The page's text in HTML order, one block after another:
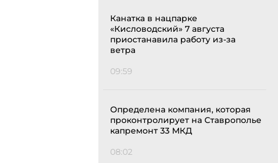
Канатка в нацпарке
«Кисловодский» 7 августа
приостанавила работу из-за
ветра
09:59
Определена компания, которая
проконтролирует на Ставрополье
капремонт 33 МКД
08:02